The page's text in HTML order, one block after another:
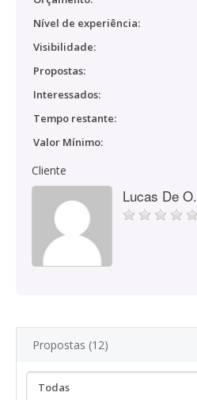
Nível de experiência:
Visibilidade:
Propostas:
Interessados:
Tempo restante:
Valor Mínimo:
Cliente
Lucas De O.
Propostas (12)